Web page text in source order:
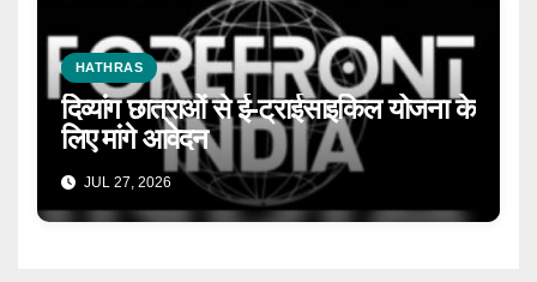
HATHRAS
दिव्यांग छात्राओं से ई-ट्राईसाइकिल योजना के
लिए मांगे आवेदन
JUL 27, 2026